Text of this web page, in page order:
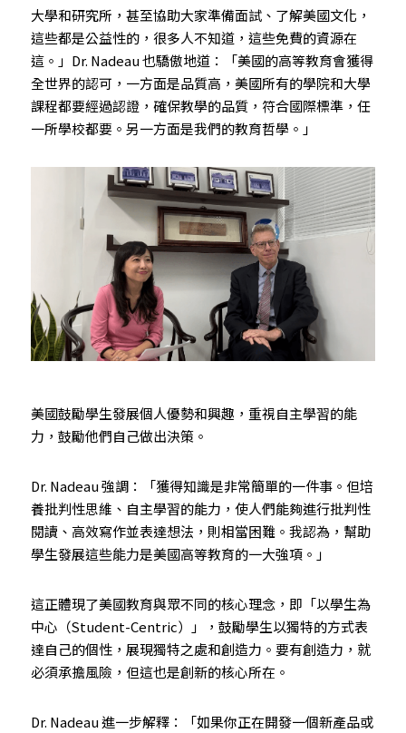
大學和研究所，甚至協助大家準備面試、了解美國文化，
這些都是公益性的，很多人不知道，這些免費的資源在
這。」Dr. Nadeau 也驕傲地道：「美國的高等教育會獲得
全世界的認可，一方面是品質高，美國所有的學院和大學
課程都要經過認證，確保教學的品質，符合國際標準，任
一所學校都要。另一方面是我們的教育哲學。」
美國鼓勵學生發展個人優勢和興趣，重視自主學習的能
力，鼓勵他們自己做出決策。
Dr. Nadeau 強調：「獲得知識是非常簡單的一件事。但培
養批判性思維、自主學習的能力，使人們能夠進行批判性
閱讀、高效寫作並表達想法，則相當困難。我認為，幫助
學生發展這些能力是美國高等教育的一大強項。」
這正體現了美國教育與眾不同的核心理念，即「以學生為
中心（Student-Centric）」，鼓勵學生以獨特的方式表
達自己的個性，展現獨特之處和創造力。要有創造力，就
必須承擔風險，但這也是創新的核心所在。
Dr. Nadeau 進一步解釋：「如果你正在開發一個新產品或